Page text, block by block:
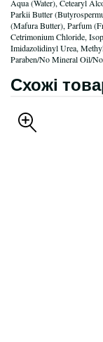
Aqua (Water), Cetearyl
Parkii Butter
(Mafura Butter), Parfum
Cetrimonium Chloride,
Imidazolidinyl Urea,
Paraben/No Mineral Oil/
Схожі